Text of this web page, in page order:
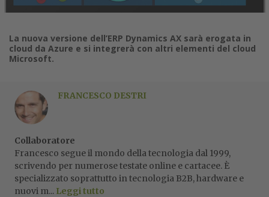
La nuova versione dell’ERP Dynamics AX sarà erogata in
cloud da Azure e si integrerà con altri elementi del cloud
Microsoft.
FRANCESCO DESTRI
Collaboratore
Francesco segue il mondo della tecnologia dal 1999,
scrivendo per numerose testate online e cartacee. È
specializzato soprattutto in tecnologia B2B, hardware e
nuovi m... Leggi tutto